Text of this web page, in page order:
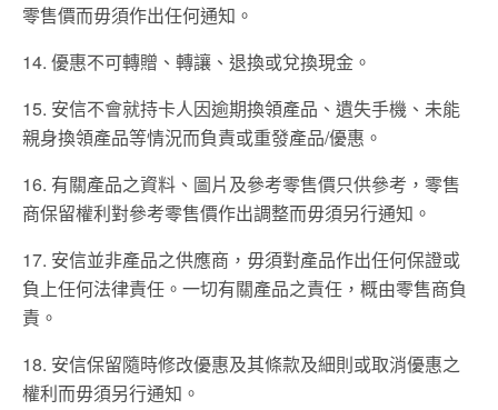
零售價而毋須作出任何通知。
14. 優惠不可轉贈、轉讓、退換或兌換現金。
15. 安信不會就持卡人因逾期換領產品、遺失手機、未能
親身換領產品等情況而負責或重發產品/優惠。
16. 有關產品之資料、圖片及參考零售價只供參考，零售
商保留權利對參考零售價作出調整而毋須另行通知。
17. 安信並非產品之供應商，毋須對產品作出任何保證或
負上任何法律責任。一切有關產品之責任，概由零售商負
責。
18. 安信保留隨時修改優惠及其條款及細則或取消優惠之
權利而毋須另行通知。